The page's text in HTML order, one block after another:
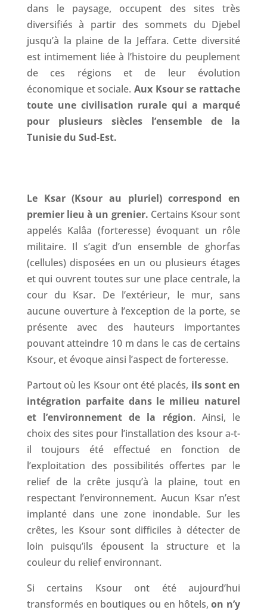
dans le paysage, occupent des sites très
diversifiés à partir des sommets du Djebel
jusqu’à la plaine de la Jeffara. Cette diversité
est intimement liée à l’histoire du peuplement
de ces régions et de leur évolution
économique et sociale. Aux Ksour se rattache
toute une civilisation rurale qui a marqué
pour plusieurs siècles l’ensemble de la
Tunisie du Sud-Est.
Le Ksar (Ksour au pluriel) correspond en
premier lieu à un grenier. Certains Ksour sont
appelés Kalâa (forteresse) évoquant un rôle
militaire. Il s’agit d’un ensemble de ghorfas
(cellules) disposées en un ou plusieurs étages
et qui ouvrent toutes sur une place centrale, la
cour du Ksar. De l’extérieur, le mur, sans
aucune ouverture à l’exception de la porte, se
présente avec des hauteurs importantes
pouvant atteindre 10 m dans le cas de certains
Ksour, et évoque ainsi l’aspect de forteresse.
Partout où les Ksour ont été placés, ils sont en
intégration parfaite dans le milieu naturel
et l’environnement de la région. Ainsi, le
choix des sites pour l’installation des ksour a-t-
il toujours été effectué en fonction de
l’exploitation des possibilités offertes par le
relief de la crête jusqu’à la plaine, tout en
respectant l’environnement. Aucun Ksar n’est
implanté dans une zone inondable. Sur les
crêtes, les Ksour sont difficiles à détecter de
loin puisqu’ils épousent la structure et la
couleur du relief environnant.
Si certains Ksour ont été aujourd’hui
transformés en boutiques ou en hôtels,on n’y